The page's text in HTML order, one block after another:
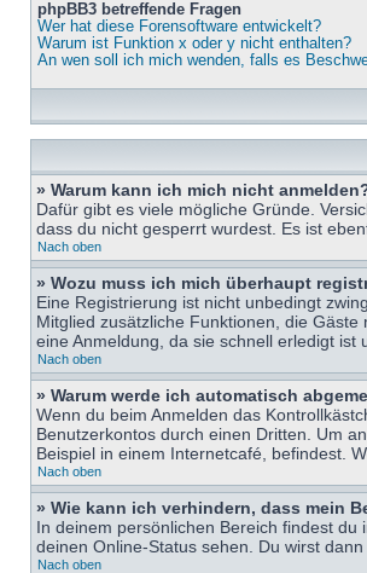
phpBB3 betreffende Fragen
Wer hat diese Forensoftware entwickelt?
Warum ist Funktion x oder y nicht enthalten?
An wen soll ich mich wenden, falls es
» Warum kann ich mich nicht
Dafür gibt es viele mögliche Gründe.
dass du nicht gesperrt wurdest. Es ist
Nach oben
» Wozu muss ich mich überhaupt
Eine Registrierung ist nicht unbedingt
Mitglied zusätzliche Funktionen, die
eine Anmeldung, da sie schnell erledigt ist
Nach oben
» Warum werde ich automatisch
Wenn du beim Anmelden das
Benutzerkontos durch einen Dritten. Um
Beispiel in einem Internetcafé, befindest.
Nach oben
» Wie kann ich verhindern, dass mein
In deinem persönlichen Bereich findest du
deinen Online-Status sehen. Du wirst
Nach oben